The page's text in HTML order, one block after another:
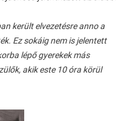
került elvezetésre anno a
Ez sokáig nem is jelentett
lépő gyerekek más
akik este 10 óra körül